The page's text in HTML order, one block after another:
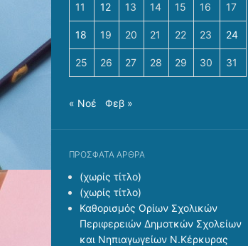
11 12 13 14 15 16 17
18 19 20 21 22 23 24
25 26 27 28 29 30 31
« Νοέ Φεβ »
ΠΡΌΣΦΑΤΑ ΆΡΘΡΑ
(χωρίς τίτλο)
(χωρίς τίτλο)
Καθορισμός Ορίων Σχολικών
Περιφερειών Δημοτκών Σχολείων
και Νηπιαγωγείων Ν.Κέρκυρας